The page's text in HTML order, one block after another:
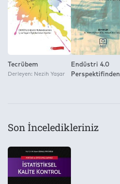
Yok
Tecrübem
Derleyen: Nezih Yaşar
Endüstri 4.0
Perspektifinden
Son İnceledikleriniz